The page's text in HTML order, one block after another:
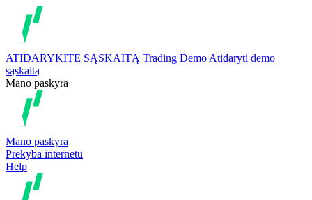
ATIDARYKITE SĄSKAITĄ Trading Demo Atidaryti demo
sąskaitą
Mano paskyra
Mano paskyra
Prekyba internetu
Help